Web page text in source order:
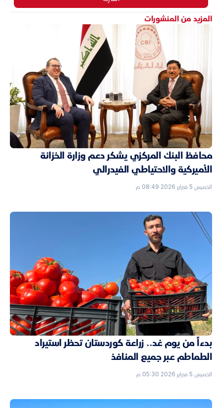
المزيد من المنشورات
محافظ البنك المركزي يشكر دعم وزارة الخزانة
الأميركية والاحتياطي الفيدرالي
الخميس 5 فبراير 2026 08:49 م
بدءاً من يوم غد.. زراعة كوردستان تحظر استيراد
الطماطم عبر جميع المنافذ
الخميس 5 فبراير 2026 05:30 م